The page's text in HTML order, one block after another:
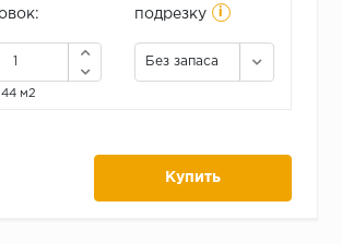
м2
подрезку
i
Без запаса
Купить